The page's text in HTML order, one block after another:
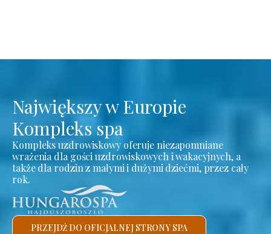
Największy w Europie
Kompleks spa
Kompleks uzdrowiskowy oferuje niezapomniane
wrażenia dla gości uzdrowiskowych i wakacyjnych, a
także dla rodzin z małymi i dużymi dziećmi, przez cały
rok.
PRZEJDŹ DO OFICJALNEJ STRONY SPA